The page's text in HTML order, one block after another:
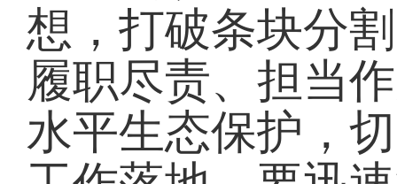
想，打破条块分
履职尽责、担当
水平生态保护，